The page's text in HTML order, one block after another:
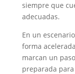
siempre que
adecuadas.
En un
forma
marcan un
preparada